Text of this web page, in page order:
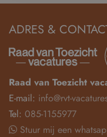
ADRES &
Raad van Toezicht
E-mail: info@rvt-
Tel: 085-1155977
Stuur mij een